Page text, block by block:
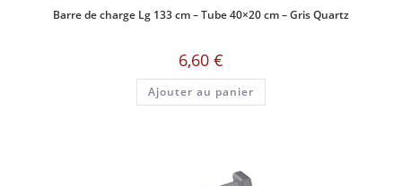
Barre de charge Lg 133 cm – Tube 40×20 cm – Gris Quartz
6,60 €
Ajouter au panier